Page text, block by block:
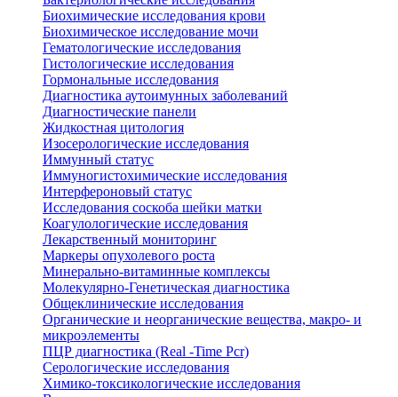
Биохимические исследования крови
Биохимическое исследование мочи
Гематологические исследования
Гистологические исследования
Гормональные исследования
Диагностика аутоимунных заболеваний
Диагностические панели
Жидкостная цитология
Изосерологические исследования
Иммунный статус
Иммуногистохимические исследования
Интерфероновый статус
Исследования соскоба шейки матки
Коагулологические исследования
Лекарственный мониторинг
Маркеры опухолевого роста
Минерально-витаминные комплексы
Молекулярно-Генетическая диагностика
Общеклинические исследования
Органические и неорганические вещества, макро- и
микроэлементы
ПЦР диагностика (Real -Time Pcr)
Серологические исследования
Химико-токсикологические исследования